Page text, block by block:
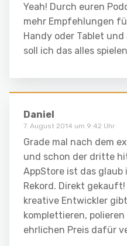
Yeah! Durch euren
mehr Empfehlungen
Handy oder Tablet
soll ich das alles
Daniel
7. August 2014 um 9:42 Uhr
Grade mal nach dem
und schon der dritte
AppStore ist das
Rekord. Direkt
kreative Entwickler
komplettieren,
ehrlichen Preis dafür